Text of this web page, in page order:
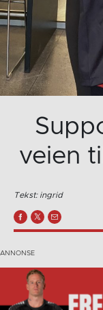
veien
Tekst: ingrid